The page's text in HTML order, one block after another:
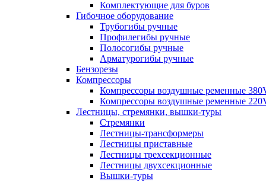
Комплектующие для буров
Гибочное оборудование
Трубогибы ручные
Профилегибы ручные
Полосогибы ручные
Арматурогибы ручные
Бензорезы
Компрессоры
Компрессоры воздушные ременные
Компрессоры воздушные ременные
Лестницы, стремянки, вышки-туры
Стремянки
Лестницы-трансформеры
Лестницы приставные
Лестницы трехсекционные
Лестницы двухсекционные
Вышки-туры